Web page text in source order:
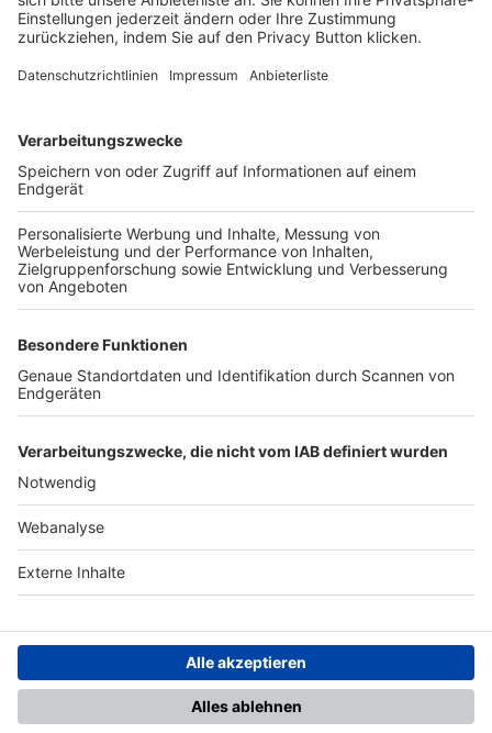
Trainerbörse
Login SpielPlus
TOP-VEREINE
TOP-PARTNER
Nutzungsbedingungen Datenschutz Impressum